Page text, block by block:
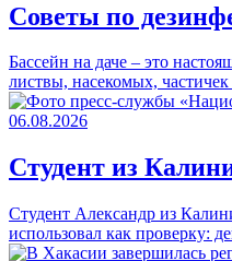
Советы по
Бассейн на даче – это
листвы, насекомых,
06.08.2026
Студент из
Студент Александр из
использовал как проверку: